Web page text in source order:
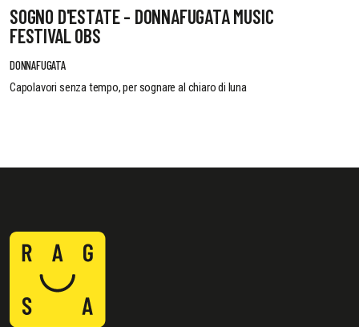
SOGNO D'ESTATE - DONNAFUGATA MUSIC
FESTIVAL OBS
DONNAFUGATA
Capolavori senza tempo, per sognare al chiaro di luna